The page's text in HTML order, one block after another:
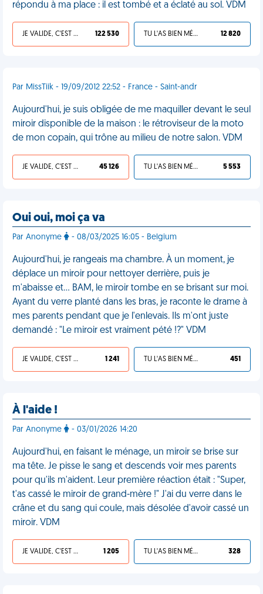
répondu à ma place : il est tombé et a éclaté au sol. VDM
JE VALIDE, C'EST UNE VDM 122 530 TU L'AS BIEN MÉRITÉ 12 820
Par MissTiik - 19/09/2012 22:52 - France - Saint-andr
Aujourd'hui, je suis obligée de me maquiller devant le seul
miroir disponible de la maison : le rétroviseur de la moto
de mon copain, qui trône au milieu de notre salon. VDM
JE VALIDE, C'EST UNE VDM 45 126 TU L'AS BIEN MÉRITÉ 5 553
Oui oui, moi ça va
Par Anonyme - 08/03/2025 16:05 - Belgium
Aujourd'hui, je rangeais ma chambre. À un moment, je
déplace un miroir pour nettoyer derrière, puis je
m'abaisse et… BAM, le miroir tombe en se brisant sur moi.
Ayant du verre planté dans les bras, je raconte le drame à
mes parents pendant que je l'enlevais. Ils m'ont juste
demandé : "Le miroir est vraiment pété !?" VDM
JE VALIDE, C'EST UNE VDM 1 241 TU L'AS BIEN MÉRITÉ 451
À l'aide !
Par Anonyme - 03/01/2026 14:20
Aujourd'hui, en faisant le ménage, un miroir se brise sur
ma tête. Je pisse le sang et descends voir mes parents
pour qu'ils m'aident. Leur première réaction était : "Super,
t'as cassé le miroir de grand-mère !" J'ai du verre dans le
crâne et du sang qui coule, mais désolée d'avoir cassé un
miroir. VDM
JE VALIDE, C'EST UNE VDM 1 205 TU L'AS BIEN MÉRITÉ 328